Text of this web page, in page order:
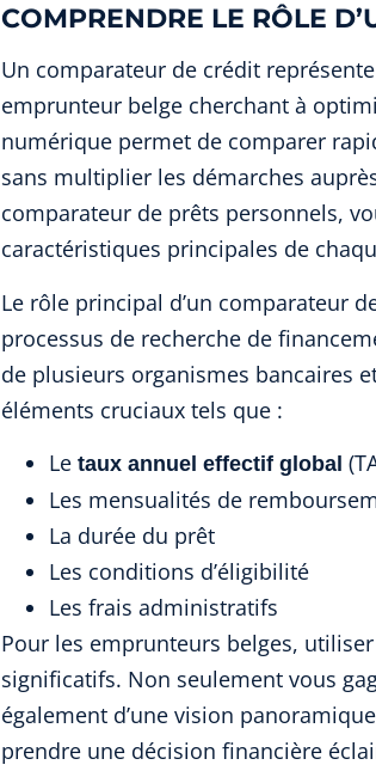
COMPRENDRE LE RÔLE
Un comparateur de crédit
emprunteur belge cherchant à
numérique permet de comparer
sans multiplier les démarches
comparateur de prêts personnels,
caractéristiques principales de
Le rôle principal d’un comparateur
processus de recherche de
de plusieurs organismes bancaires
éléments cruciaux tels que :
Le taux annuel effectif global
Les mensualités de
La durée du prêt
Les conditions d’éligibilité
Les frais administratifs
Pour les emprunteurs belges,
significatifs. Non seulement vous
également d’une vision
prendre une décision financière